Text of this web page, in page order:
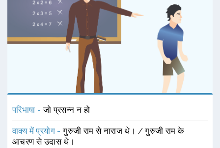
परिभाषा -जो प्रसन्न न हो
वाक्य में प्रयोग -गुरुजी राम से नाराज थे। / गुरुजी राम के
आचरण से उदास थे।